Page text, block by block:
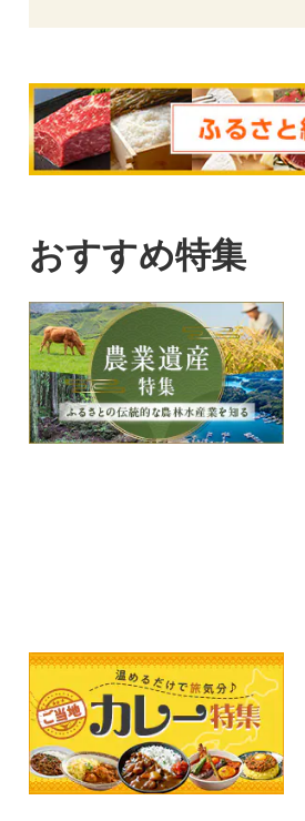
おすすめ特集